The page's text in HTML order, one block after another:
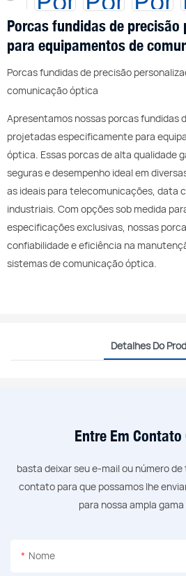
Porcas fundidas de precisão
para equipamentos de
Porcas fundidas de precisão
comunicação óptica
Apresentamos nossas porcas fundidas
projetadas especificamente para
óptica. Essas porcas de alta qualidade
seguras e desempenho ideal em
as ideais para telecomunicações, data
industriais. Com opções sob medida
especificações exclusivas, nossas
confiabilidade e eficiência na
sistemas de comunicação óptica.
Detalhes Do
Entre Em Contato
basta deixar seu e-mail ou número
contato para que possamos lhe
para nossa ampla
Nome